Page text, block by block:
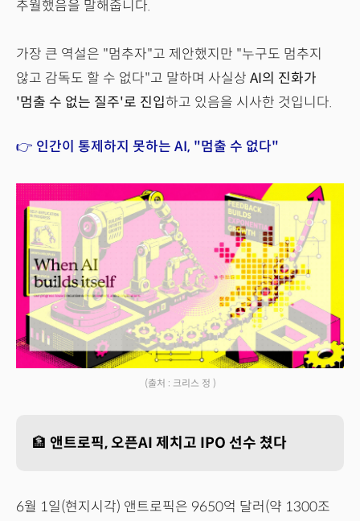
추월했음을 말해줍니다.
가장 큰 역설은 "멈추자"고 제안했지만 "누구도 멈추지
않고 감독도 할 수 없다"고 말하며 사실상 AI의 진화가
'멈출 수 없는 질주'로 진입하고 있음을 시사한 것입니다.
👉 인간이 통제하지 못하는 AI, "멈출 수 없다"
(출처 : 크리스 정 )
🏦 앤트로픽, 오픈AI 제치고 IPO 선수 쳤다
6월 1일(현지시각) 앤트로픽은 9650억 달러(약 1300조